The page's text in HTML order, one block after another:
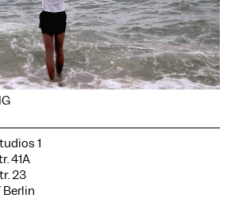
1
41A
23
Berlin
und Inhalte externer Anbieter auf
Cookies sind essenziell, damit
können. Andere Cookies helfen uns,
Sie können Ihre Einwilligung
besuchen Sie unsere